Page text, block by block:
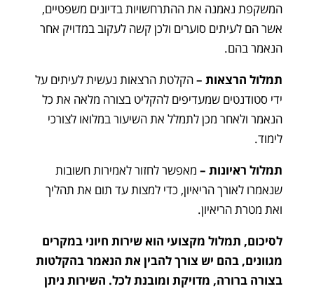
המשקפת נאמנה את ההתרחשויות בדיונים משפטיים,
אשר הם לעיתים סוערים ולכן קשה לעקוב במדויק אחר
הנאמר בהם.
תמלול הרצאות–הקלטת הרצאות נעשית לעיתים על
ידי סטודנטים שמעדיפים להקליט בצורה מלאה את כל
הנאמר ולאחר מכן לתמלל את השיעור במלואו לצורכי
לימוד.
תמלול ראיונות–מאפשר לחזור לאמירות חשובות
שנאמרו לאורך הריאיון, כדי למצות עד תום את תהליך
ואת מטרת הריאיון.
לסיכום, תמלול מקצועי הוא שירות חיוני במקרים
מגוונים, בהם יש צורך להבין את הנאמר בהקלטות
בצורה ברורה, מדויקת ומובנת לכל. השירות ניתן